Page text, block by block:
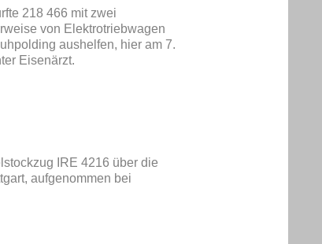
218 466 mit zwei
von Elektrotriebwagen
aushelfen, hier am 7.
Eisenärzt.
IRE 4216 über die
aufgenommen bei